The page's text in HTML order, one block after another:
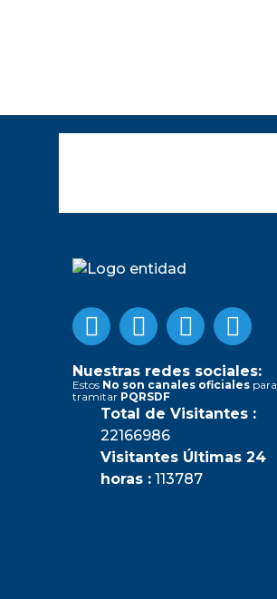
Nuestras redes sociales:
Estos No son canales oficiales para
tramitar PQRSDF
Total de Visitantes :
22166986
Visitantes Últimas 24
horas : 113787